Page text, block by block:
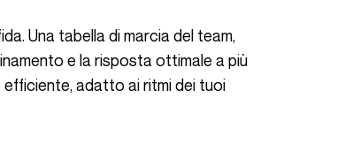
e la risposta ottimale a più
adatto ai ritmi dei tuoi